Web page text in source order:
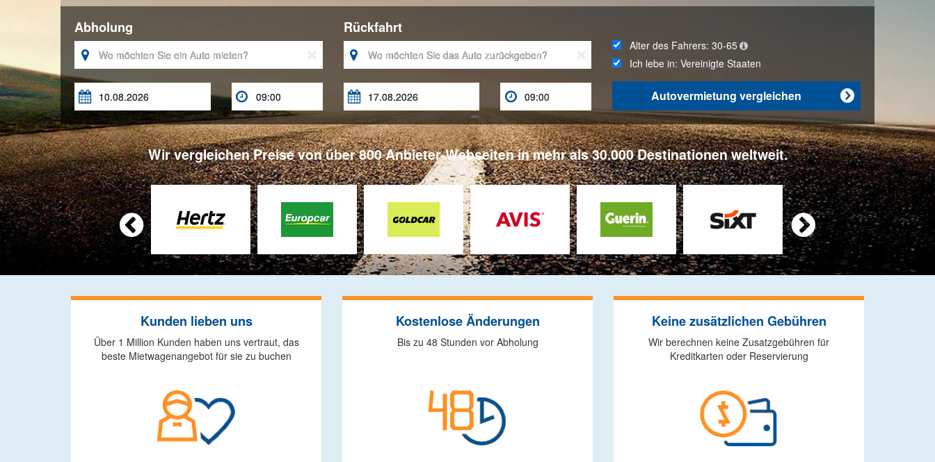
Abholung

 
Rückfahrt

 
Alter des Fahrers:30-65
Ich lebe in:Vereinigte Staaten

Autovermietung vergleichen
Wir vergleichen Preise von über 800 Anbieter-Webseiten in mehr als 30.000 Destinationen weltweit.
 
Kunden lieben uns
Über 1 Million Kunden haben uns vertraut, das
beste Mietwagenangebot für sie zu buchen
Kostenlose Änderungen
Bis zu 48 Stunden vor Abholung
Keine zusätzlichen Gebühren
Wir berechnen keine Zusatzgebühren für
Kreditkarten oder Reservierung